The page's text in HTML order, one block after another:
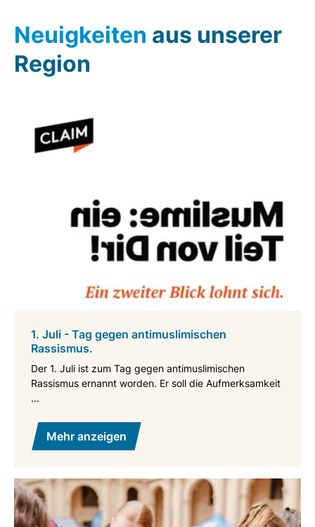
Neuigkeiten aus unserer
Region
1. Juli - Tag gegen antimuslimischen
Rassismus.
Der 1. Juli ist zum Tag gegen antimuslimischen
Rassismus ernannt worden. Er soll die Aufmerksamkeit
...
Mehr anzeigen